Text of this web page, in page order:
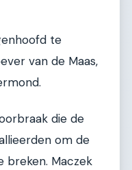
te
van de Maas,
die de
om de
breken. Maczek